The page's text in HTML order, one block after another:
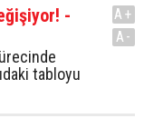
-
tabloyu
A+
A-